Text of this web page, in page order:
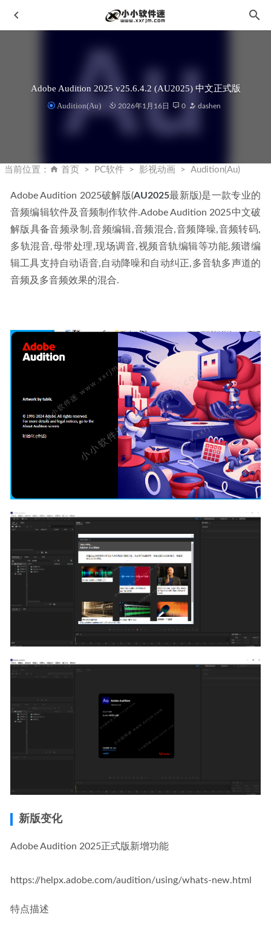
Adobe Audition 2025 v25.6.4.2 (AU2025) 中文正式版
Audition(Au) 2026年1月16日 0 dashen
当前位置： 首页 PC软件 影视动画 Audition(Au)
Adobe Audition 2025破解版(AU2025最新版)是一款专业的
音频编辑软件及音频制作软件.Adobe Audition 2025中文破
解版具备音频录制,音频编辑,音频混合,音频降噪,音频转码,
多轨混音,母带处理,现场调音,视频音轨编辑等功能,频谱编
辑工具支持自动语音,自动降噪和自动纠正,多音轨多声道的
音频及多音频效果的混合.
新版变化
Adobe Audition 2025正式版新增功能
https://helpx.adobe.com/audition/using/whats-new.html
特点描述
09-10
Allavsoft v3.25.3.8436中文便携破解版-视频下载转码工具
2023-02-12
Photoshop 2019 CC v20.0.9 绿色精简版 2020-03-19
Swinsian 2.3.4 for mac-专业的Mac音乐播放器 2021-02-24